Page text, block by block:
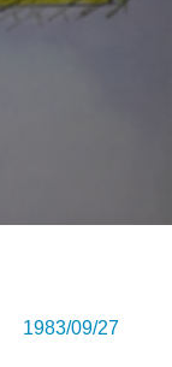
1983/09/27